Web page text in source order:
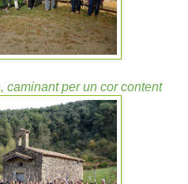
caminant per un cor content